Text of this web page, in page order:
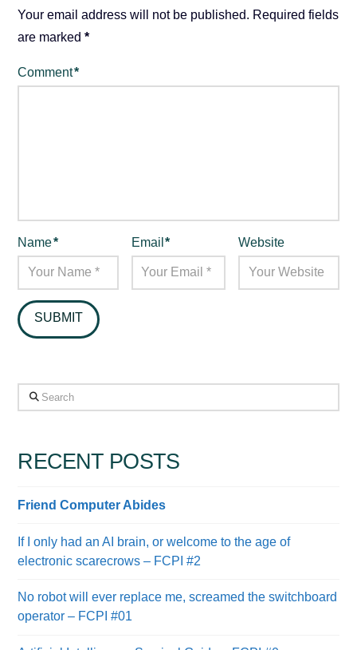
Your email address will not be published. Required fields
are marked*
Comment*
Name* Email* Website
Search
RECENT POSTS
Friend Computer Abides
If I only had an AI brain, or welcome to the age of
electronic scarecrows – FCPI #2
No robot will ever replace me, screamed the switchboard
operator – FCPI #01